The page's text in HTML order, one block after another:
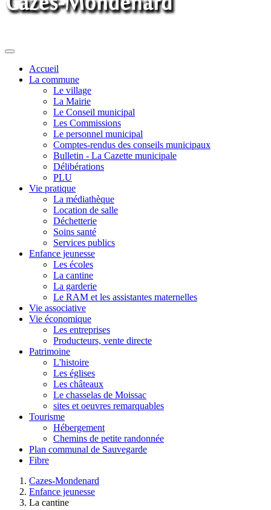
Toggle
navigationAccueil
La commune
Le village
La Mairie
Le Conseil municipal
Les Commissions
Le personnel municipal
Comptes-rendus des conseils municipaux
Bulletin - La Cazette municipale
Délibérations
PLU
Vie pratique
La médiathèque
Location de salle
Déchetterie
Soins santé
Services publics
Enfance jeunesse
Les écoles
La cantine
La garderie
Le RAM et les assistantes maternelles
Vie associative
Vie économique
Les entreprises
Producteurs, vente directe
Patrimoine
L'histoire
Les églises
Les châteaux
Le chasselas de Moissac
sites et oeuvres remarquables
Tourisme
Hébergement
Chemins de petite randonnée
Plan communal de Sauvegarde
Fibre
Cazes-Mondenard
Enfance jeunesse
La cantine